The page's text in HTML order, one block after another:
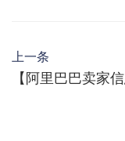
上一条
【阿里巴巴卖家